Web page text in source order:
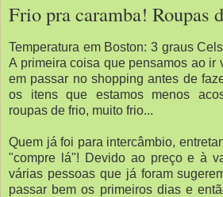
Frio pra caramba! Roupas
Temperatura em Boston: 3 graus
A primeira coisa que pensamos ao ir
em passar no shopping antes de
os itens que estamos menos
roupas de frio, muito frio...
Quem já foi para intercâmbio,
"compre lá"! Devido ao preço e à
várias pessoas que já foram
passar bem os primeiros dias e